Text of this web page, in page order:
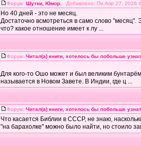
Форум: Шутки, Юмор. Добавлено: Пн Апр 27, 2026
Но 40 дней - это не месяц.
Достаточно всмотреться в само слово
что? какое отношение имеет к лу ...
Форум: Читал(а) книги, хотелось бы побольше
Для кого-то Ошо может и был великим
называется в Новом Завете. В Индии, где ц ...
Форум: Читал(а) книги, хотелось бы побольше
Что касается Библии в СССР, не знаю,
"на барахолке" можно было найти, но стоило